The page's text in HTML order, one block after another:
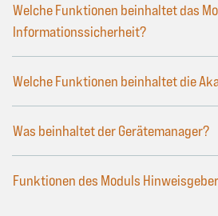
Welche Funktionen beinhaltet das
Informationssicherheit?
Welche Funktionen beinhaltet die
Was beinhaltet der Gerätemanager?
Funktionen des Moduls Hinweisgeber